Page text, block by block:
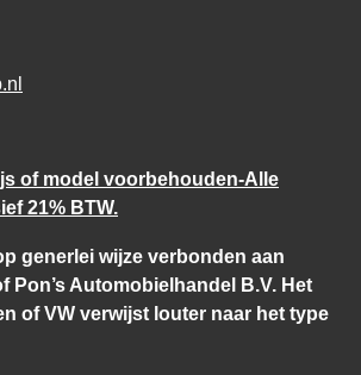
of model voorbehouden-Alle
21% BTW.
generlei wijze verbonden aan
Pon’s Automobielhandel B.V. Het
of VW verwijst louter naar het type